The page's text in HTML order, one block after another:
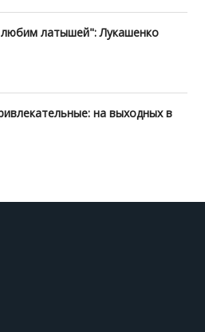
латышей": Лукашенко
на выходных в